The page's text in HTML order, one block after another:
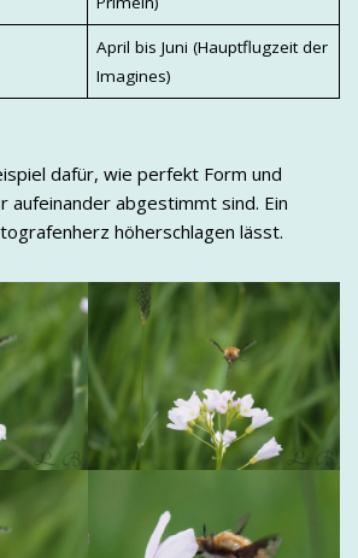
April bis Juni (Hauptflugzeit der
Imagines)
dafür, wie perfekt Form und
aufeinander abgestimmt sind. Ein
höherschlagen lässt.